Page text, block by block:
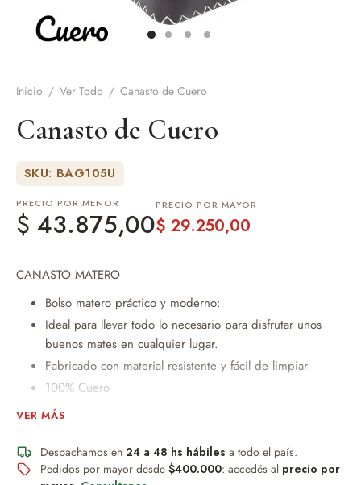
Inicio / Ver Todo / Canasto de Cuero
Canasto de Cuero
SKU: BAG105U
PRECIO POR MENOR
$ 43.875,00
PRECIO POR MAYOR
$ 29.250,00
CANASTO MATERO
Bolso matero práctico y moderno:
Ideal para llevar todo lo necesario para disfrutar unos
buenos mates en cualquier lugar.
Fabricado con material resistente y fácil de limpiar
100% Cuero
Su diseño compacto permite transportar termo, mate y
Incluye manijas superiores reforzadas .
Su estilo funcional y llamativo lo convierte en el
VER MÁS
Despachamos en 24 a 48 hs hábiles a todo el país.
Pedidos por mayor desde $400.000: accedés al precio por
Asado y vino
y accesorios